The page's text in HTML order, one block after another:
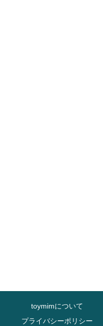
toymimについて
プライバシーポリシー